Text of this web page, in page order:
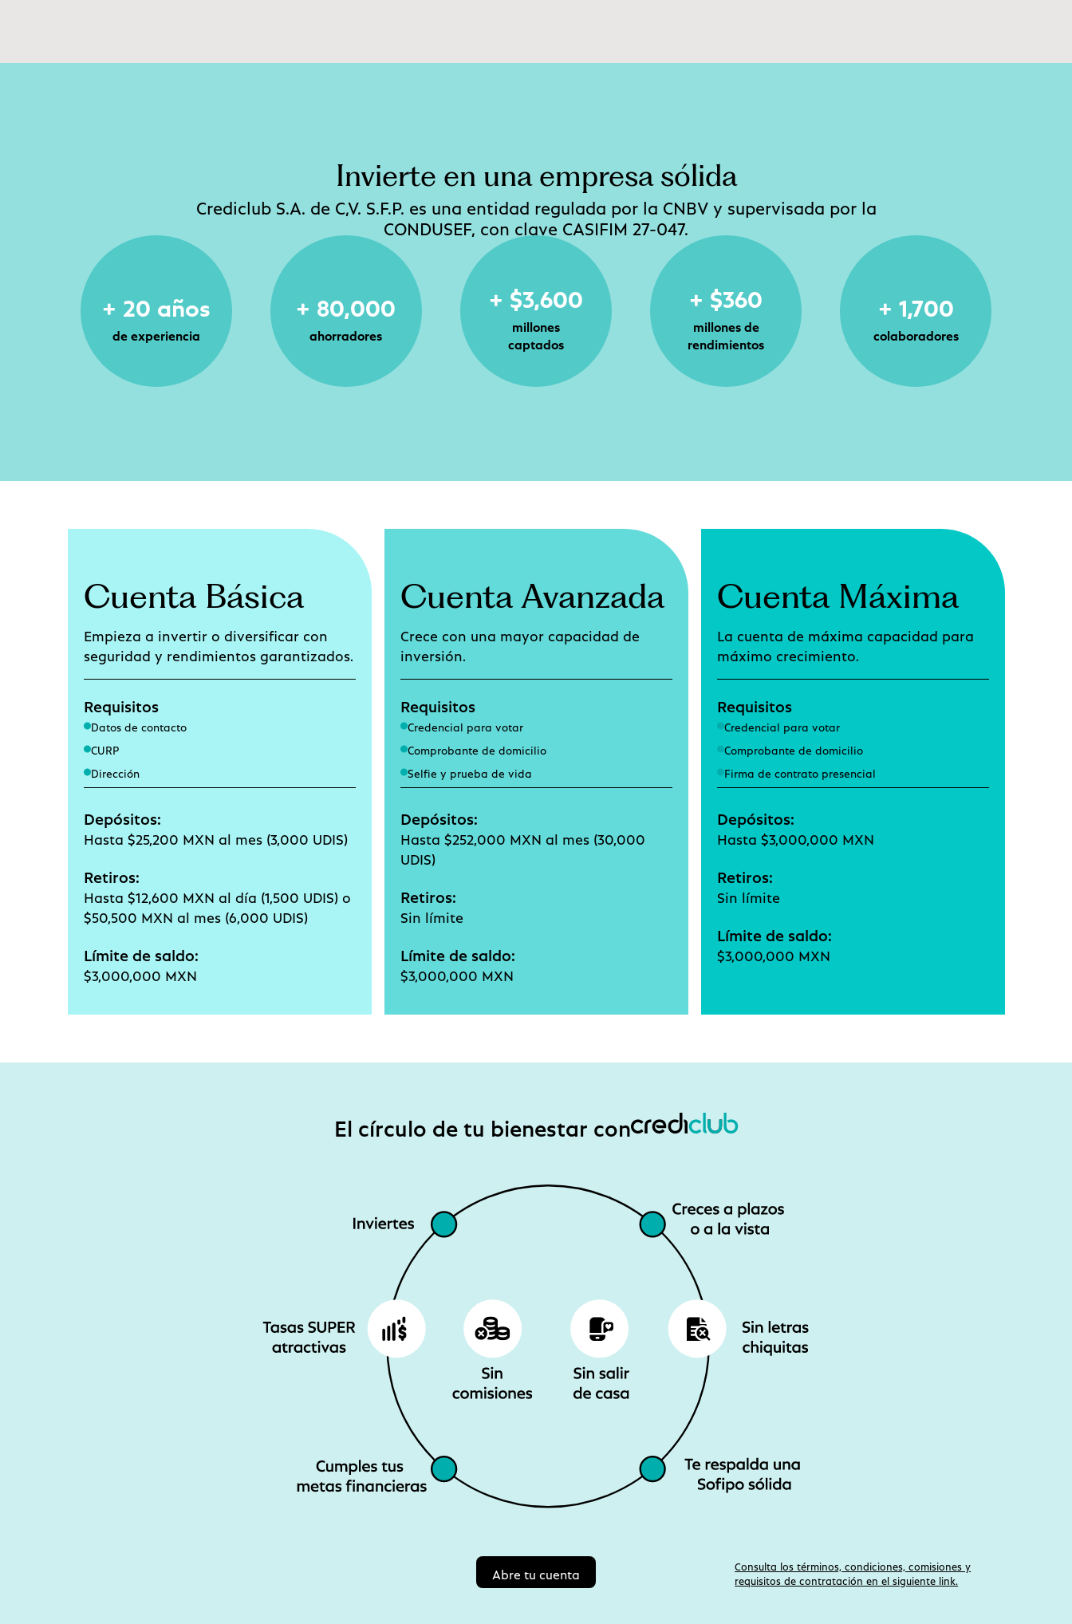
Invierte en una empresa sólida
Crediclub S.A. de C,V. S.F.P. es una entidad regulada por la CNBV y supervisada por la
CONDUSEF, con clave CASIFIM 27-047.
+ 20 años
de experiencia
+ 80,000
ahorradores
+ $3,600
millones
captados
+ $360
millones de
rendimientos
+ 1,700
colaboradores
Cuenta Básica
Empieza a invertir o diversificar con
seguridad y rendimientos garantizados.
Requisitos
Datos de contacto
CURP
Dirección
Depósitos:
Hasta $25,200 MXN al mes (3,000 UDIS)
Retiros:
Hasta $12,600 MXN al día (1,500 UDIS) o
$50,500 MXN al mes (6,000 UDIS)
Límite de saldo:
$3,000,000 MXN
Cuenta Avanzada
Crece con una mayor capacidad de
inversión.
Requisitos
Credencial para votar
Comprobante de domicilio
Selfie y prueba de vida
Depósitos:
Hasta $252,000 MXN al mes (30,000
UDIS)
Retiros:
Sin límite
Límite de saldo:
$3,000,000 MXN
Cuenta Máxima
La cuenta de máxima capacidad para
máximo crecimiento.
Requisitos
Credencial para votar
Comprobante de domicilio
Firma de contrato presencial
Depósitos:
Hasta $3,000,000 MXN
Retiros:
Sin límite
Límite de saldo:
$3,000,000 MXN
El círculo de tu bienestar con
Abre tu cuenta
Consulta los términos, condiciones, comisiones y
requisitos de contratación en el siguiente link.